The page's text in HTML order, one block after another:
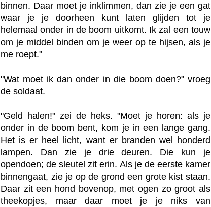
binnen. Daar moet je inklimmen, dan zie je een gat
waar je je doorheen kunt laten glijden tot je
helemaal onder in de boom uitkomt. Ik zal een touw
om je middel binden om je weer op te hijsen, als je
me roept."
"Wat moet ik dan onder in die boom doen?" vroeg
de soldaat.
"Geld halen!" zei de heks. "Moet je horen: als je
onder in de boom bent, kom je in een lange gang.
Het is er heel licht, want er branden wel honderd
lampen. Dan zie je drie deuren. Die kun je
opendoen; de sleutel zit erin. Als je de eerste kamer
binnengaat, zie je op de grond een grote kist staan.
Daar zit een hond bovenop, met ogen zo groot als
theekopjes, maar daar moet je je niks van